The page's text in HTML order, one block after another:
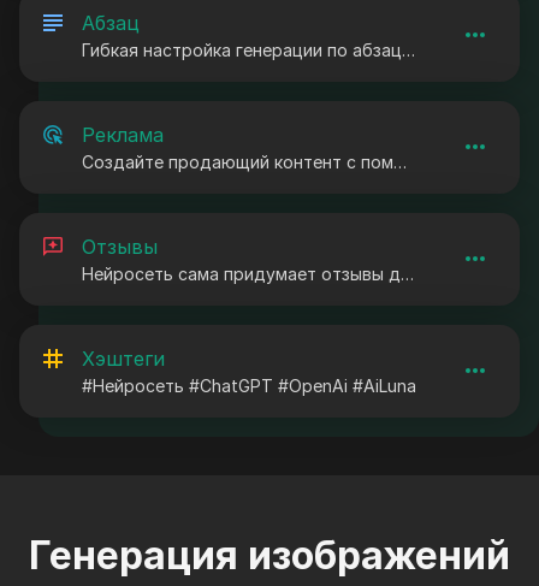
Абзац
Гибкая настройка генерации по абзацам и ключевым фразам.
Реклама
Создайте продающий контент с помощью наших шаблонов
Отзывы
Нейросеть сама придумает отзывы для ваших товаров или услуг.
Хэштеги
#Нейросеть #ChatGPT #OpenAi #AiLuna
Генерация изображений